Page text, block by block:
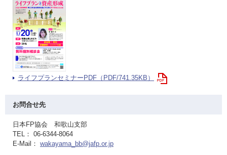
ライフプランセミナーPDF（PDF/741.35KB）
お問合せ先
日本FP協会 和歌山支部
TEL： 06-6344-8064
E-Mail： wakayama_bb@jafp.or.jp